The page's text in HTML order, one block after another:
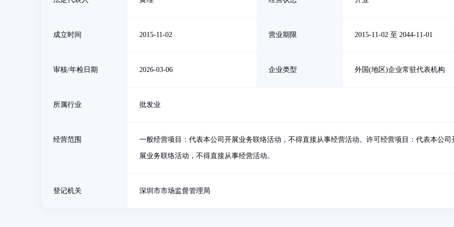
成立时间 2015-11-02 营业期限 2015-11-02 至 2044-11-01
审核/年检日期 2026-03-06 企业类型 外国(地区)企业常驻代表机构
所属行业 批发业
经营范围 一般经营项目：代表本公司开展业务联络活动，不得直接从事经营活动。许可经营项目：代表本公司
展业务联络活动，不得直接从事经营活动。
登记机关 深圳市市场监督管理局